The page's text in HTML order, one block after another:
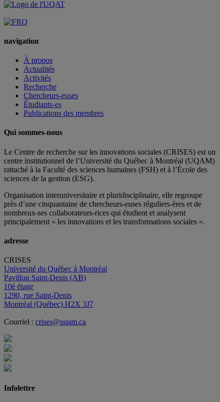
navigation
À propos
Actualités
Activités
Recherche
Chercheurs-euses
Étudiants-es
Publications des membres
Qui sommes-nous
Le Centre de recherche sur les innovations sociales (CRISES) est un
centre institutionnel de l’Université du Québec à Montréal (UQAM)
rattaché à la Faculté des sciences humaines (FSH) et à l’École des
sciences de la gestion (ESG).
Organisation interuniversitaire et pluridisciplinaire, elle regroupe
près d’une cinquantaine de chercheurs-euses réguliers-ères et de
nombreux-ses collaborateurs-rices qui étudient et analysent
principalement « les innovations et les transformations sociales ».
adresse
CRISES
Université du Québec à Montréal
Pavillon Saint-Denis (AB)
10è étage
1290, rue Saint-Denis
Montréal (Québec) H2X 3J7
Courriel : crises@uqam.ca
Infolettre